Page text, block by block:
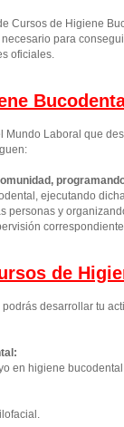
Cursos de Higiene
para
oficiales.
Laboral que
ejecutando
y
correspondiente.
de
desarrollar tu
en higiene bucodental.